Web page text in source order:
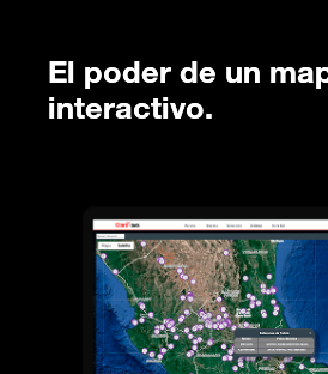
El poder de un
interactivo.